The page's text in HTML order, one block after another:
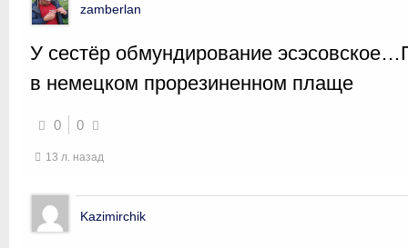
zamberlan
У сестёр обмундирование
в немецком прорезиненном плаще
0 0
13 л. назад
Kazimirchik